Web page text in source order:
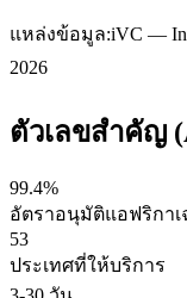
แหล่งข้อมูล:iVC —
2026
ตัวเลขสำคัญ
99.4%
อัตราอนุมัติแอฟริกาเ
53
ประเทศที่ให้บริการ